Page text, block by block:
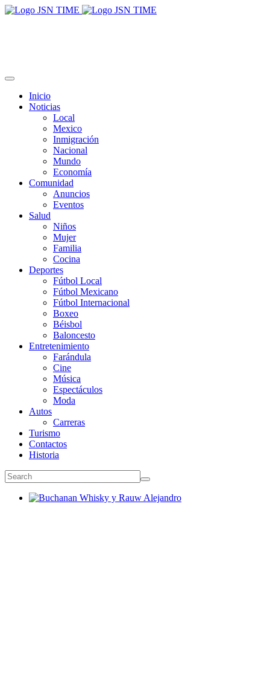
Inicio
Noticias
Local
Mexico
Inmigración
Nacional
Mundo
Economía
Comunidad
Anuncios
Eventos
Salud
Niños
Mujer
Familia
Cocina
Deportes
Fútbol Local
Fútbol Mexicano
Fútbol Internacional
Boxeo
Béisbol
Baloncesto
Entretenimiento
Farándula
Cine
Música
Espectáculos
Moda
Autos
Carreras
Turismo
Contactos
Historia